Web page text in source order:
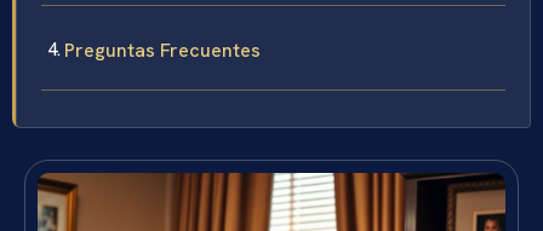
Preguntas Frecuentes